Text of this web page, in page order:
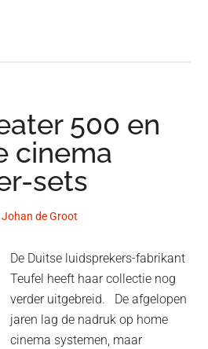
500 en
cinema
sets
Johan de Groot
De Duitse luidsprekers-fabrikant
Teufel heeft haar collectie nog
verder uitgebreid. De afgelopen
jaren lag de nadruk op home
cinema systemen, maar